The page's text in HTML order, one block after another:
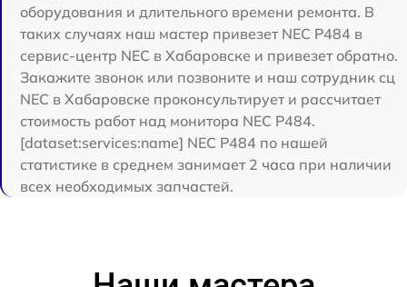
оборудования и длительного времени ремонта. В
таких случаях наш мастер привезет NEC P484 в
сервис-центр NEC в Хабаровске и привезет обратно.
Закажите звонок или позвоните и наш сотрудник сц
NEC в Хабаровске проконсультирует и рассчитает
стоимость работ над монитора NEC P484.
[dataset:services:name] NEC P484 по нашей
статистике в среднем занимает 2 часа при наличии
всех необходимых запчастей.